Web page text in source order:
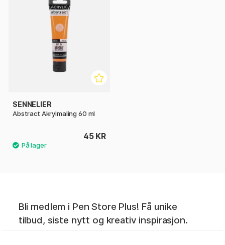
SENNELIER
Abstract Akrylmaling 60 ml
45 KR
Bli medlem i Pen Store Plus! Få unike
tilbud, siste nytt og kreativ inspirasjon.